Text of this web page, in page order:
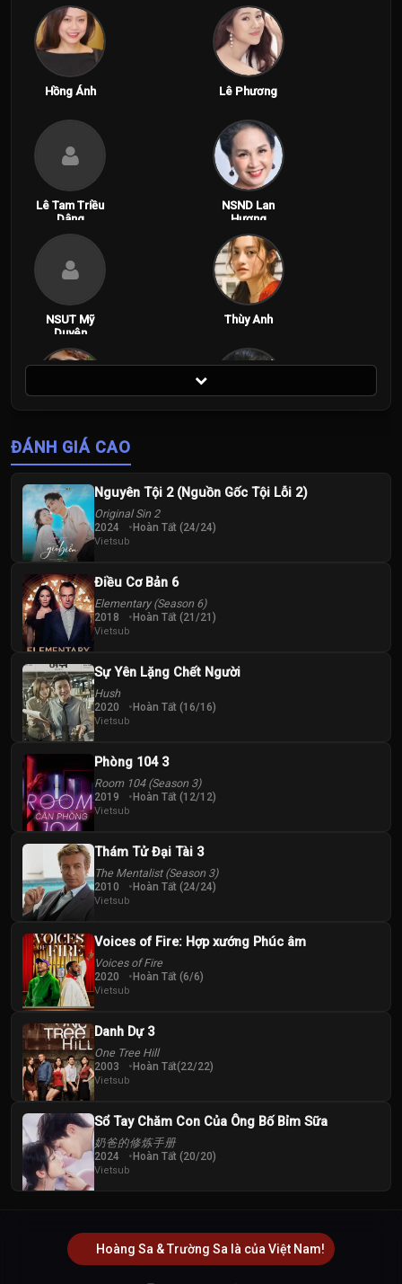
Hồng Ánh Lê Phương
Lê Tam Triều
Dâng
NSND Lan
Hương
NSUT Mỹ
Duyên
Thùy Anh
Vàng
ĐÁNH GIÁ CAO
Nguyên Tội 2 (Nguồn Gốc Tội Lỗi 2)
Original Sin 2
2024 Hoàn Tất (24/24)
Vietsub
Điều Cơ Bản 6
Elementary (Season 6)
2018 Hoàn Tất (21/21)
Vietsub
Sự Yên Lặng Chết Người
Hush
2020 Hoàn Tất (16/16)
Vietsub
Phòng 104 3
Room 104 (Season 3)
2019 Hoàn Tất (12/12)
Vietsub
Thám Tử Đại Tài 3
The Mentalist (Season 3)
2010 Hoàn Tất (24/24)
Vietsub
Voices of Fire: Hợp xướng Phúc âm
Voices of Fire
2020 Hoàn Tất (6/6)
Vietsub
Danh Dự 3
One Tree Hill
2003 Hoàn Tất(22/22)
Vietsub
Sổ Tay Chăm Con Của Ông Bố Bỉm Sữa
奶爸的修炼手册
2024 Hoàn Tất (20/20)
Vietsub
Hoàng Sa & Trường Sa là của Việt Nam!